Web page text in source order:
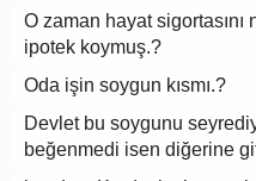
O zaman hayat sigortasını
ipotek koymuş.?
Oda işin soygun kısmı.?
Devlet bu soygunu
beğenmedi isen diğerine